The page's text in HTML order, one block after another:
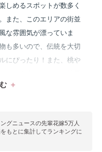
しめるスポットが数多く
また、このエリアの街並
な雰囲気が漂っていま
も多いので、伝統を大切
にぴったり！また、桃や
料理でゲストをおもてな
グニュースの先輩花嫁5万人
もとに集計してランキングに